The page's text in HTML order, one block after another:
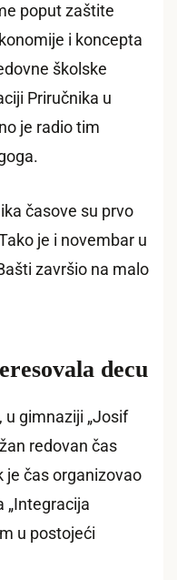
poput zaštite
i koncepta
školske
Priručnika u
je radio tim
časove su prvo
je i novembar u
završio na malo
decu
u gimnaziji „Josif
redovan čas
je čas organizovao
„Integracija
u postojeći